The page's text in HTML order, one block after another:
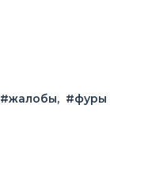
#жалобы #фуры